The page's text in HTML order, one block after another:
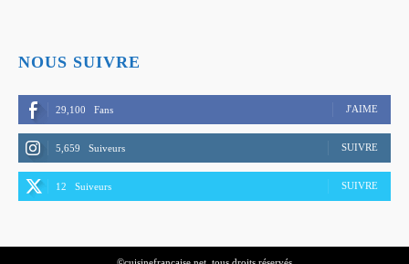
NOUS SUIVRE
29,100 Fans J'AIME
5,659 Suiveurs SUIVRE
12 Suiveurs SUIVRE